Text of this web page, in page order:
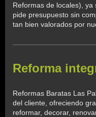
Reformas de locales), ya
pide presupuesto sin
tan bien valorados por
Reforma
Reformas Baratas Las
del cliente, ofreciendo
reformar, decorar,